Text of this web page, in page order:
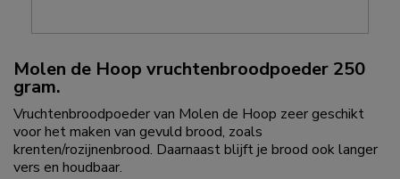
Molen de Hoop vruchtenbroodpoeder 250
gram.
Vruchtenbroodpoeder van Molen de Hoop zeer geschikt
voor het maken van gevuld brood, zoals
krenten/rozijnenbrood. Daarnaast blijft je brood ook langer
vers en houdbaar.